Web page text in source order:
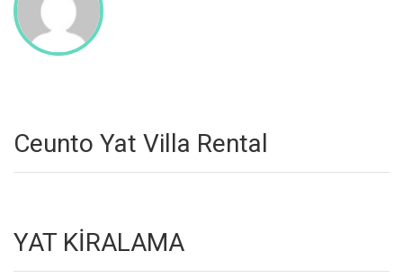
Ceunto Yat Villa Rental
YAT KİRALAMA